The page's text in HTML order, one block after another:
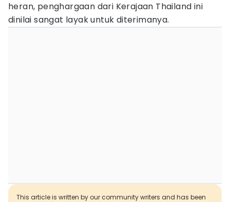
heran, penghargaan dari Kerajaan Thailand ini
dinilai sangat layak untuk diterimanya.
This article is written by our community writers and has been